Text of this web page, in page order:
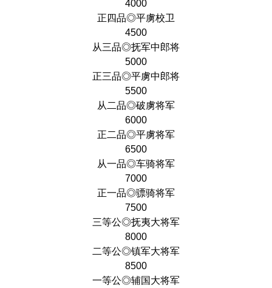
4000
正四品◎平虜校卫
4500
从三品◎抚军中郎将
5000
正三品◎平虜中郎将
5500
从二品◎破虜将军
6000
正二品◎平虜将军
6500
从一品◎车骑将军
7000
正一品◎骠骑将军
7500
三等公◎抚夷大将军
8000
二等公◎镇军大将军
8500
一等公◎辅国大将军